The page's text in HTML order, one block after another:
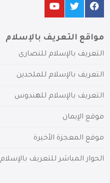
مواقع التعريف بالإسلام
التعريف بالإسلام للنصارى
التعريف بالإسلام للملحدين
التعريف بالإسلام للهندوس
موقع الإيمان
موقع المعجزة الأخيرة
الحوار المباشر للتعريف بالإسلام